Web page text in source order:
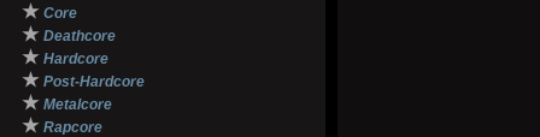
★ Core
★ Deathcore
★ Hardcore
★ Post-Hardcore
★ Metalcore
★ Rapcore